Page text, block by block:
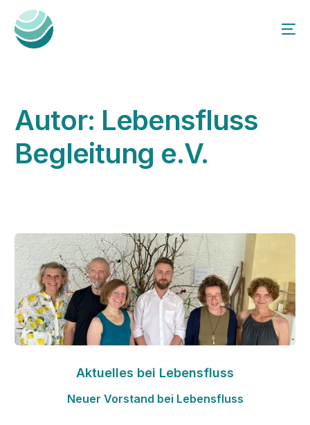
Autor: Lebensfluss
Begleitung e.V.
Aktuelles bei Lebensfluss
Neuer Vorstand bei Lebensfluss